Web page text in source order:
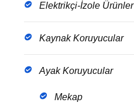
Elektrikçi-İzole Ürünler
Kaynak Koruyucular
Ayak Koruyucular
Mekap